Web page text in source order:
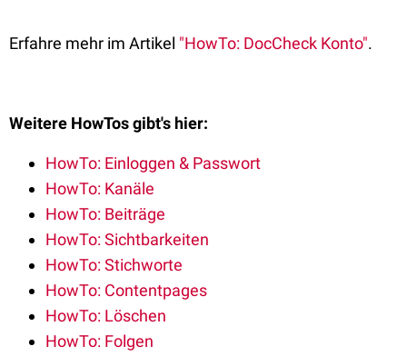
Erfahre mehr im Artikel "HowTo: DocCheck Konto".
Weitere HowTos gibt's hier:
HowTo: Einloggen & Passwort
HowTo: Kanäle
HowTo: Beiträge
HowTo: Sichtbarkeiten
HowTo: Stichworte
HowTo: Contentpages
HowTo: Löschen
HowTo: Folgen